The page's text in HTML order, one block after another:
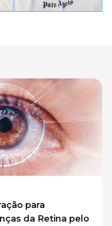
para
da Retina pelo